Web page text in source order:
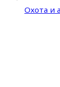
Охота и